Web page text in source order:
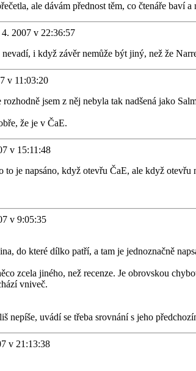
ale dávám přednost těm, co čtenáře baví a
4. 2007 v 22:36:57
i když závěr nemůže být jiný, než že
v 11:03:20
jsem z něj nebyla tak nadšená jako
že je v ČaE.
v 15:11:48
je napsáno, když otevřu ČaE, ale když
v 9:05:35
do které dílko patří, a tam je jednoznačně
zcela jiného, než recenze. Je obrovskou
vniveč.
nepíše, uvádí se třeba srovnání s jeho
v 21:13:38